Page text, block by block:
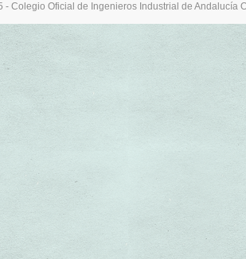
- Colegio Oficial de Ingenieros Industrial de Andalucía